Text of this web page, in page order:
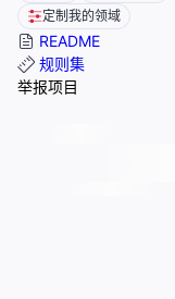
定制我的领域
README
规则集
举报项目